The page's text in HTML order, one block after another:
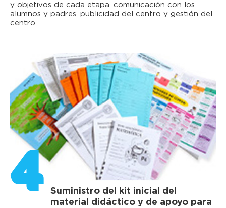
y objetivos de cada etapa, comunicación con los
alumnos y padres, publicidad del centro y gestión del
centro.
4 Suministro del kit inicial del
material didáctico y de apoyo para